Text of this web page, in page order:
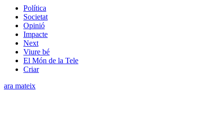
Política
Societat
Opinió
Impacte
Next
Viure bé
El Món de la Tele
Criar
ara mateix